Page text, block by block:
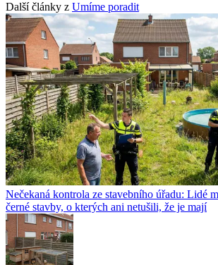
Další články z Umíme poradit
Nečekaná kontrola ze stavebního úřadu: Lidé
černé stavby, o kterých ani netušili, že je mají